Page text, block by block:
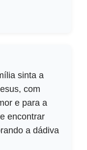
sinta a
com
e para a
encontrar
a dádiva